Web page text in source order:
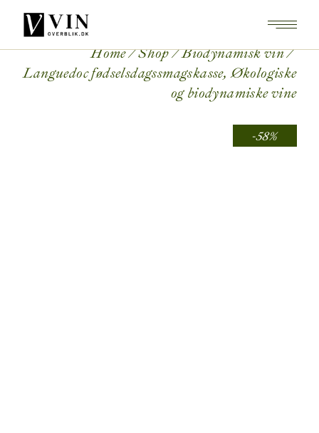
content
Home Shop
Biodynamisk vin
Languedoc fødselsdagssmagskasse, Økologiske
og biodynamiske vine
-58%